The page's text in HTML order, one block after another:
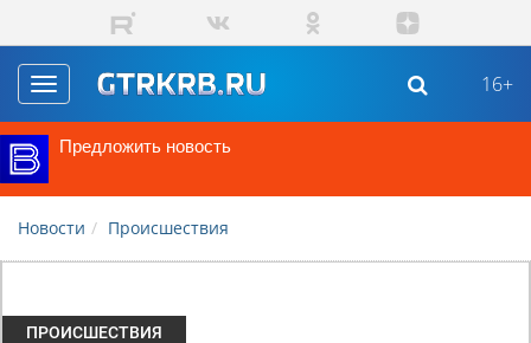
Перейти к основному содержанию
Toggle
navigation
16+
Предложить новость
Новости Происшествия
ПРОИСШЕСТВИЯ